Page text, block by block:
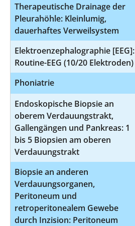
Therapeutische Drainage der
Pleurahöhle: Kleinlumig,
dauerhaftes Verweilsystem
Elektroenzephalographie [EEG]:
Routine-EEG (10/20 Elektroden)
Phoniatrie
Endoskopische Biopsie an
oberem Verdauungstrakt,
Gallengängen und Pankreas: 1
bis 5 Biopsien am oberen
Verdauungstrakt
Biopsie an anderen
Verdauungsorganen,
Peritoneum und
retroperitonealem Gewebe
durch Inzision: Peritoneum